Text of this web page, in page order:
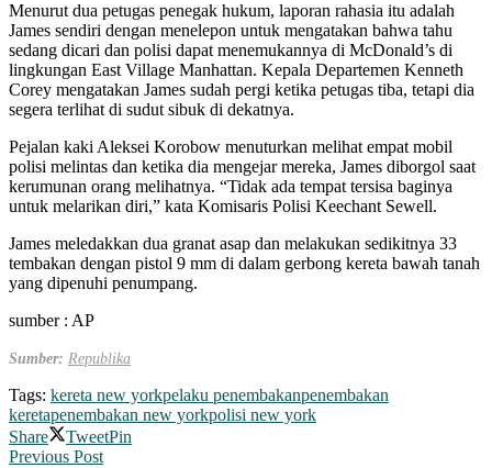
Menurut dua petugas penegak hukum, laporan rahasia itu adalah
James sendiri dengan menelepon untuk mengatakan bahwa tahu
sedang dicari dan polisi dapat menemukannya di McDonald’s di
lingkungan East Village Manhattan. Kepala Departemen Kenneth
Corey mengatakan James sudah pergi ketika petugas tiba, tetapi dia
segera terlihat di sudut sibuk di dekatnya.
Pejalan kaki Aleksei Korobow menuturkan melihat empat mobil
polisi melintas dan ketika dia mengejar mereka, James diborgol saat
kerumunan orang melihatnya. “Tidak ada tempat tersisa baginya
untuk melarikan diri,” kata Komisaris Polisi Keechant Sewell.
James meledakkan dua granat asap dan melakukan sedikitnya 33
tembakan dengan pistol 9 mm di dalam gerbong kereta bawah tanah
yang dipenuhi penumpang.
sumber : AP
Sumber: Republika
Tags: kereta new yorkpelaku penembakanpenembakan
keretapenembakan new yorkpolisi new york
Share
TweetPin
Previous Post